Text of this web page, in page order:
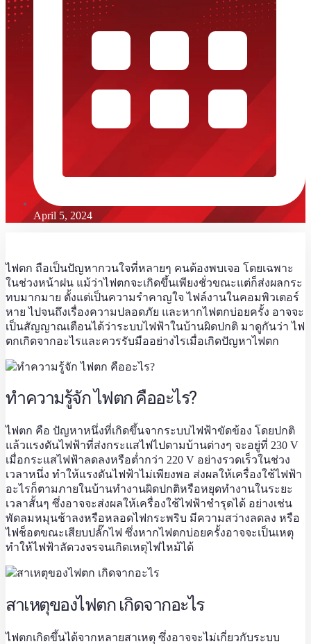
April 5, 2024
ไฟตก ถือเป็นปัญหากวนใจที่หลายๆ คนต้องพบเจอ โดยเฉพาะ
ในช่วงหน้าฝน แม้ว่าไฟตกจะเกิดขึ้นเพียงชั่วขณะแต่ก็ส่งผลกระ
ทบมากมาย ตั้งแต่เป็นความรำคาญใจ ไฟล์งานในคอมพิวเตอร์
หาย ไปจนถึงเรื่องความปลอดภัย และหากไฟตกบ่อยครั้ง อาจจะ
เป็นสัญญาณเตือนได้ว่าระบบไฟฟ้าในบ้านผิดปกติ มาดูกันว่า ไฟ
ตกเกิดจากอะไรและควรรับมืออย่างไรเมื่อเกิดปัญหาไฟตก
ทำความรู้จัก ไฟตก คืออะไร?
ไฟตก คือ ปัญหาหนึ่งที่เกิดขึ้นจากระบบไฟฟ้าขัดข้อง โดยปกติ
แล้วแรงดันไฟฟ้าที่ส่งกระแสไฟไปตามบ้านต่างๆ จะอยู่ที่ 230 V
เมื่อกระแสไฟฟ้าลดลงหรือต่ำกว่า 220 V อย่างรวดเร็วในช่วง
เวลาหนึ่ง ทำให้แรงดันไฟฟ้าไม่เพียงพอ ส่งผลให้เครื่องใช้ไฟฟ้า
อะไรก็ตามภายในบ้านทำงานผิดปกติหรือหยุดทำงานในระยะ
เวลาสั้นๆ ซึ่งอาจจะส่งผลให้เครื่องใช้ไฟฟ้าชำรุดได้ อย่างเช่น
พัดลมหมุนช้าลงหรือหลอดไฟกระพริบ มีความสว่างลดลง หรือ
ไฟช็อตขณะเสียบปลั๊กไฟ ซึ่งหากไฟตกบ่อยครั้งอาจจะเป็นเหตุ
ทำให้ไฟฟ้าลัดวงจรจนเกิดเหตุไฟไหม้ได้
สาเหตุของไฟตก เกิดจากอะไร
ไฟตกเกิดขึ้นได้จากหลายสาเหตุ ซึ่งอาจจะไม่เกี่ยวกับระบบ